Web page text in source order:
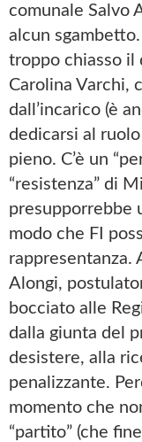
comunale Salvo
alcun
troppo chiasso il
Carolina Varchi,
dall’incarico (è
dedicarsi al
pieno. C’è un
“resistenza” di
presupporrebbe
modo che FI
rappresentanza.
Alongi,
bocciato alle
dalla giunta del
desistere, alla
penalizzante.
momento che
“partito” (che